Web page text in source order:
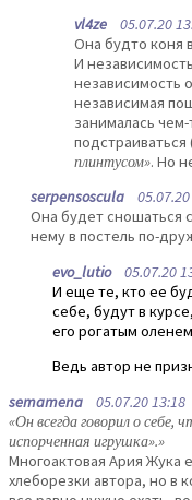
vl4ze 05.07.20
Она будто коня
И
независимость
независимая
занималась
подстраиваться
плинтусом». Но
serpensoscula
Она будет сношаться
нему в постель по-
evo_lutio05.07.20
И еще те, кто ее
себе, будут в
его рогатым
Ведь автор не
semamena 05.07.20 13:18
«Он всегда говорил о себе,
испорченная игрушка».»
Многоактовая Ария Жука
хлеборезки автора, но в